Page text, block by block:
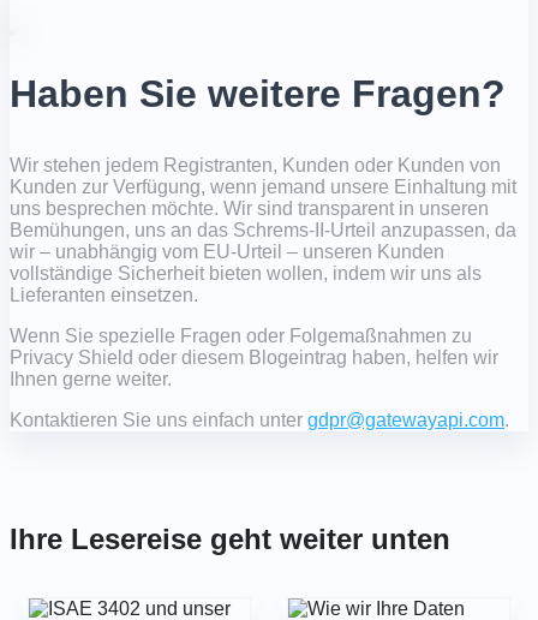
Haben Sie weitere Fragen?
Wir stehen jedem Registranten, Kunden oder Kunden von
Kunden zur Verfügung, wenn jemand unsere Einhaltung mit
uns besprechen möchte. Wir sind transparent in unseren
Bemühungen, uns an das Schrems-II-Urteil anzupassen, da
wir – unabhängig vom EU-Urteil – unseren Kunden
vollständige Sicherheit bieten wollen, indem wir uns als
Lieferanten einsetzen.
Wenn Sie spezielle Fragen oder Folgemaßnahmen zu
Privacy Shield oder diesem Blogeintrag haben, helfen wir
Ihnen gerne weiter.
Kontaktieren Sie uns einfach unter gdpr@gatewayapi.com.
Ihre Lesereise geht weiter unten